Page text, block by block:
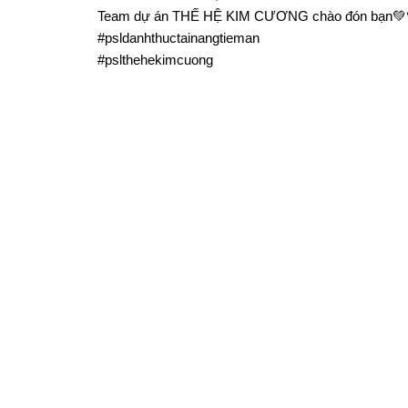
Team dự án THẾ HỆ KIM CƯƠNG chào đón
#psldanhthuctainangtieman
#pslthehekimcuong